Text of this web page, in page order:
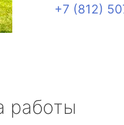
+7 (812)
работы